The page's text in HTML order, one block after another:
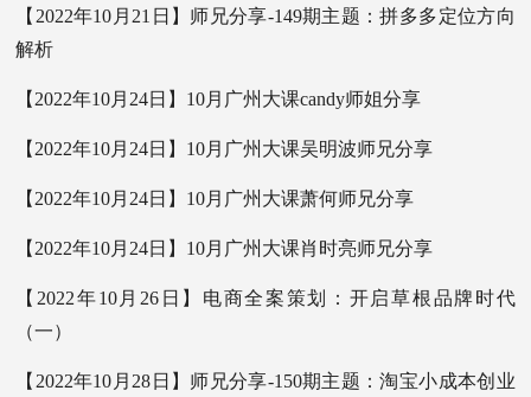
【2022年10月21日】师兄分享-149期主题：拼多多定位方向
解析
【2022年10月24日】10月广州大课candy师姐分享
【2022年10月24日】10月广州大课吴明波师兄分享
【2022年10月24日】10月广州大课萧何师兄分享
【2022年10月24日】10月广州大课肖时亮师兄分享
【2022年10月26日】电商全案策划：开启草根品牌时代
（一）
【2022年10月28日】师兄分享-150期主题：淘宝小成本创业